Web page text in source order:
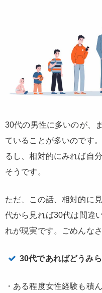
30代の男性に多いのが、
ていることが多いのです
るし、相対的にみれば自
そうです。
ただ、この話、相対的に
代から見れば30代は間違
れが現実です。ごめんなさ
30代であればどうみ
・ある程度女性経験も積